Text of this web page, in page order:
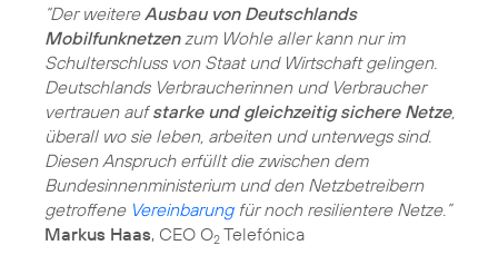
“Der weitereAusbau von Deutschlands
Mobilfunknetzenzum Wohle aller kann nur im
Schulterschluss von Staat und Wirtschaft gelingen.
Deutschlands Verbraucherinnen und Verbraucher
vertrauen aufstarke und gleichzeitig sichere Netze,
überall wo sie leben, arbeiten und unterwegs sind.
Diesen Anspruch erfüllt die zwischen dem
Bundesinnenministerium und den Netzbetreibern
getroffene Vereinbarungfür noch resilientere Netze.”
Markus Haas, CEO O2 Telefónica